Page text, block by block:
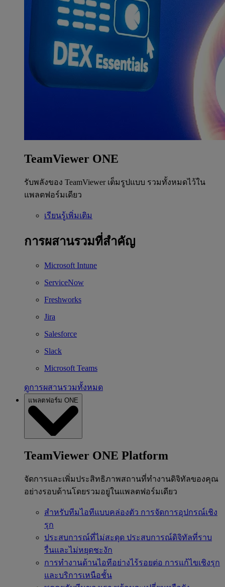
TeamViewer ONE
รับพลังของ TeamViewer เต็มรูปแบบ รวมทั้งหมดไว้ใน
แพลตฟอร์มเดียว
เรียนรู้เพิ่มเติม
การผสานรวมที่สำคัญ
Microsoft Intune
ServiceNow
Freshworks
Jira
Salesforce
Slack
Microsoft Teams
ดูการผสานรวมทั้งหมด
แพลตฟอร์ม ONE
TeamViewer ONE Platform
จัดการและเพิ่มประสิทธิภาพสถานที่ทำงานดิจิทัลของคุณ
อย่างรอบด้านโดยรวมอยู่ในแพลตฟอร์มเดียว
สำหรับทีมไอทีแบบคล่องตัว การจัดการอุปกรณ์เชิง
รุก
ประสบการณ์ที่ไม่สะดุด ประสบการณ์ดิจิทัลที่ราบ
รื่นและไม่หยุดชะงัก
การทำงานด้านไอทีอย่างไร้รอยต่อ การแก้ไขเชิงรุก
และบริการเหนือชั้น